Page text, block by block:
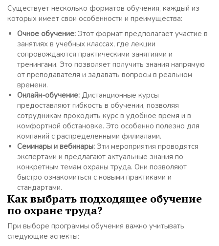
Существует несколько форматов обучения, каждый из
которых имеет свои особенности и преимущества:
Очное обучение: Этот формат предполагает участие в
занятиях в учебных классах, где лекции
сопровождаются практическими занятиями и
тренингами. Это позволяет получить знания напрямую
от преподавателя и задавать вопросы в реальном
времени.
Онлайн-обучение: Дистанционные курсы
предоставляют гибкость в обучении, позволяя
сотрудникам проходить курс в удобное время и в
комфортной обстановке. Это особенно полезно для
компаний с распределенными филиалами.
Семинары и вебинары: Эти мероприятия проводятся
экспертами и предлагают актуальные знания по
конкретным темам охраны труда. Они позволяют
быстро ознакомиться с новыми практиками и
стандартами.
Как выбрать подходящее обучение
по охране труда?
При выборе программы обучения важно учитывать
следующие аспекты: